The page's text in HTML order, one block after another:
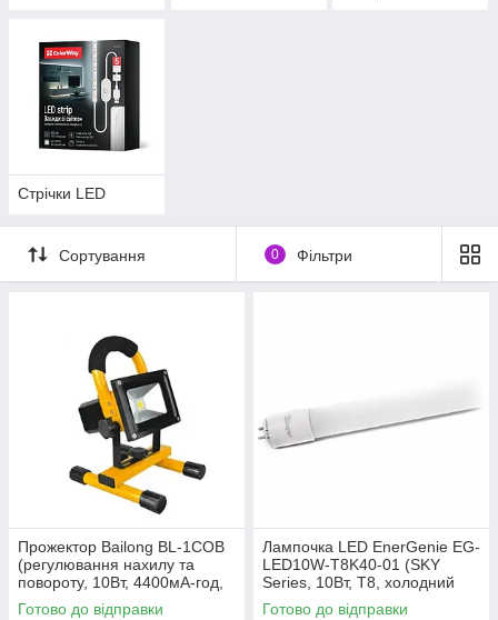
Стрічки LED
Сортування 0 Фільтри
Прожектор Bailong BL-1COB
(регулювання нахилу та
повороту, 10Вт, 4400мА-год,
IP65) (код 144050)
Готово до відправки
Лампочка LED EnerGenie EG-
LED10W-T8K40-01 (SKY
Series, 10Вт, T8, холодний
4000K) (код 86120)
Готово до відправки